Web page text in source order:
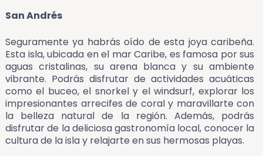
San Andrés
Seguramente ya habrás oído de esta joya caribeña.
Esta isla, ubicada en el mar Caribe, es famosa por sus
aguas cristalinas, su arena blanca y su ambiente
vibrante. Podrás disfrutar de actividades acuáticas
como el buceo, el snorkel y el windsurf, explorar los
impresionantes arrecifes de coral y maravillarte con
la belleza natural de la región. Además, podrás
disfrutar de la deliciosa gastronomía local, conocer la
cultura de la isla y relajarte en sus hermosas playas.